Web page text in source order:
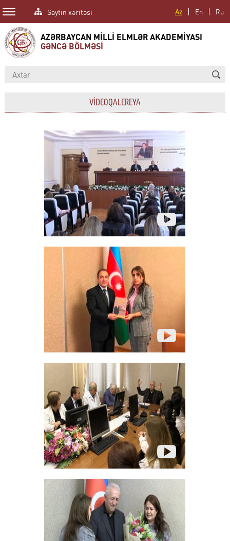
Az En Ru
Saytın xəritəsi
AZƏRBAYCAN MİLLİ ELMLƏR AKADEMİYASI
GƏNCƏ BÖLMƏSİ
VİDEOQALEREYA